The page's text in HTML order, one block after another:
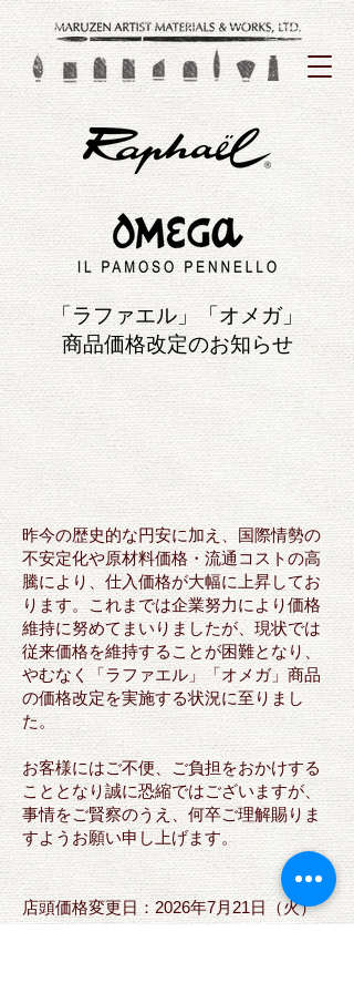
「ラファエル」「オメガ」
商品価格改定のお知らせ
昨今の歴史的な円安に加え、国際情勢の
不安定化や原材料価格・流通コストの高
騰により、仕入価格が大幅に上昇してお
ります。これまでは企業努力により価格
維持に努めてまいりましたが、現状では
従来価格を維持することが困難となり、
やむなく「ラファエル」「オメガ」商品
の価格改定を実施する状況に至りまし
た。
お客様にはご不便、ご負担をおかけする
こととなり誠に恐縮ではございますが、
事情をご賢察のうえ、何卒ご理解賜りま
すようお願い申し上げます。
店頭価格変更日：2026年7月21日（火）
より